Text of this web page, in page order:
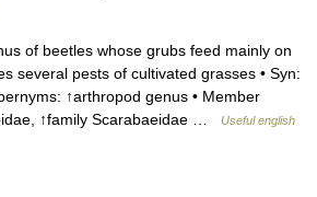
of beetles whose grubs feed mainly on
several pests of cultivated grasses • Syn:
↑arthropod genus • Member
↑family Scarabaeidae …
Useful english